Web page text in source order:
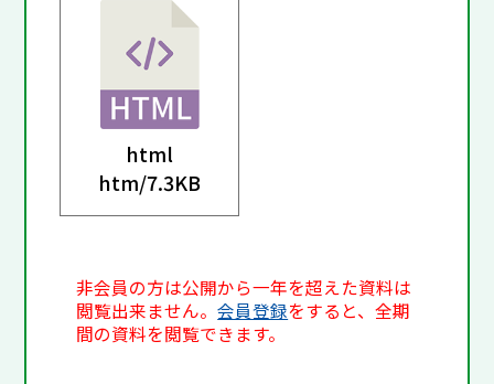
html
htm/7.3KB
非会員の方は公開から一年を超えた資料は
閲覧出来ません。会員登録をすると、全期
間の資料を閲覧できます。